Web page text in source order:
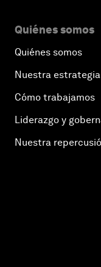
Quiénes somos
Quiénes somos
Nuestra estrategia
Cómo trabajamos
Liderazgo y
Nuestra